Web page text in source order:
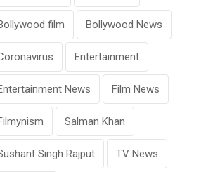
film Bollywood News
Entertainment
News Film News
Salman Khan
Singh Rajput TV News